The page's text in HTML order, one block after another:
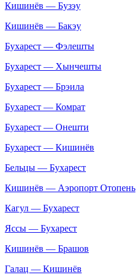
Кишинёв — Бузэу
Кишинёв — Бакэу
Бухарест — Фэлешты
Бухарест — Хынчешты
Бухарест — Брэила
Бухарест — Комрат
Бухарест — Онешти
Бухарест — Кишинёв
Бельцы — Бухарест
Кишинёв — Аэропорт Отопень
Кагул — Бухарест
Яссы — Бухарест
Кишинёв — Брашов
Галац — Кишинёв